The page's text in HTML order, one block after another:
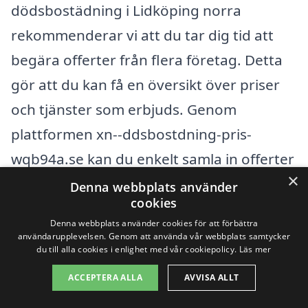
dödsbostädning i Lidköping norra
rekommenderar vi att du tar dig tid att
begära offerter från flera företag. Detta
gör att du kan få en översikt över priser
och tjänster som erbjuds. Genom
plattformen xn--ddsbostdning-pris-
wqb94a.se kan du enkelt samla in offerter
från olika aktörer i området. Detta gör det
lättare för dig att fatta ett välgrundat
beslut och välja det alternativ som passar
dina behov och din budget bäst.
×
Denna webbplats använder
cookies
Denna webbplats använder cookies för att förbättra
användarupplevelsen. Genom att använda vår webbplats samtycker
du till alla cookies i enlighet med vår cookiepolicy. Läs mer
ACCEPTERA ALLA AVVISA ALLT